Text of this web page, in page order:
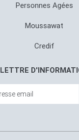
Personnes Agées
Moussawat
Credif
LETTRE